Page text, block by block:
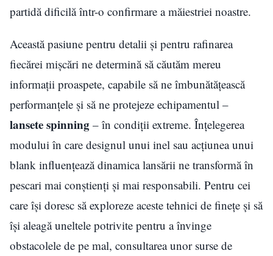
partidă dificilă într-o confirmare a măiestriei noastre.
Această pasiune pentru detalii și pentru rafinarea
fiecărei mișcări ne determină să căutăm mereu
informații proaspete, capabile să ne îmbunătățească
performanțele și să ne protejeze echipamentul –
lansete spinning – în condiții extreme. Înțelegerea
modului în care designul unui inel sau acțiunea unui
blank influențează dinamica lansării ne transformă în
pescari mai conștienți și mai responsabili. Pentru cei
care își doresc să exploreze aceste tehnici de finețe și să
își aleagă uneltele potrivite pentru a învinge
obstacolele de pe mal, consultarea unor surse de